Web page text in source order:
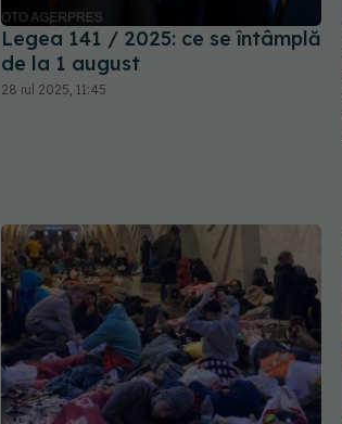
Legea 141 / 2025: ce se întâmplă
de la 1 august
28 iul 2025, 11:45